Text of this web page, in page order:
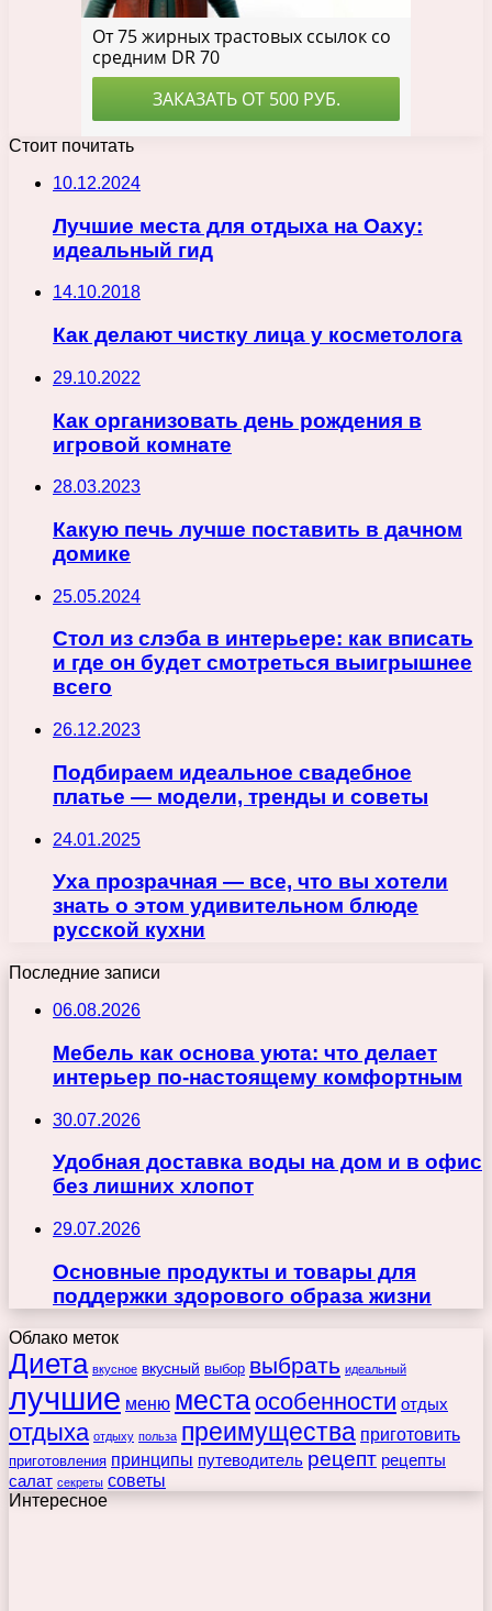
Стоит почитать
10.12.2024
Лучшие места для отдыха на Оаху:
идеальный гид
14.10.2018
Как делают чистку лица у косметолога
29.10.2022
Как организовать день рождения в
игровой комнате
28.03.2023
Какую печь лучше поставить в дачном
домике
25.05.2024
Стол из слэба в интерьере: как вписать
и где он будет смотреться выигрышнее
всего
26.12.2023
Подбираем идеальное свадебное
платье — модели, тренды и советы
24.01.2025
Уха прозрачная — все, что вы хотели
знать о этом удивительном блюде
русской кухни
Последние записи
06.08.2026
Мебель как основа уюта: что делает
интерьер по-настоящему комфортным
30.07.2026
Удобная доставка воды на дом и в офис
без лишних хлопот
29.07.2026
Основные продукты и товары для
поддержки здорового образа жизни
Облако меток
Диета вкусное вкусный выбор выбрать идеальный
лучшие меню места особенности отдых
отдыха отдыху польза преимущества приготовить
приготовления принципы путеводитель рецепт рецепты
салат секреты советы
Интересное